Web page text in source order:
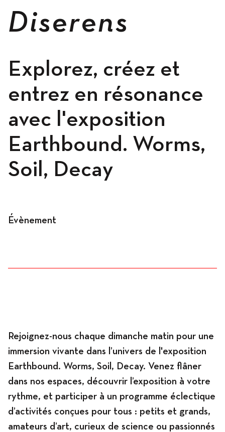
Hébergement
Ateliers
Programme
Diserens
Explorez, créez et
entrez en résonance
avec l'exposition
Earthbound. Worms,
Soil, Decay
Évènement
Rejoignez-nous chaque dimanche matin pour une
immersion vivante dans l’univers de l'exposition
Earthbound. Worms, Soil, Decay. Venez flâner
dans nos espaces, découvrir l’exposition à votre
rythme, et participer à un programme éclectique
d’activités conçues pour tous : petits et grands,
amateurs d’art, curieux de science ou passionnés